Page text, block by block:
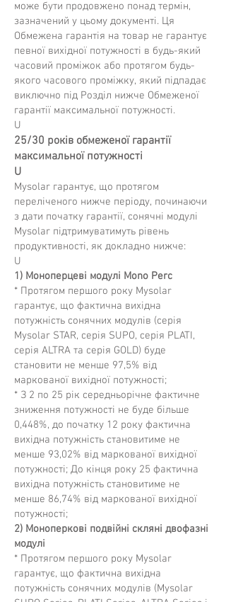
може бути продовжено понад термін,
зазначений у цьому документі. Ця
Обмежена гарантія на товар не гарантує
певної вихідної потужності в будь-який
часовий проміжок або протягом будь-
якого часового проміжку, який підпадає
виключно під Розділ нижче Обмеженої
гарантії максимальної потужності.
U
25/30 років обмеженої гарантії
максимальної потужності
U
Mysolar гарантує, що протягом
переліченого нижче періоду, починаючи
з дати початку гарантії, сонячні модулі
Mysolar підтримуватимуть рівень
продуктивності, як докладно нижче:
U
1) Моноперцеві модулі Mono Perc
* Протягом першого року Mysolar
гарантує, що фактична вихідна
потужність сонячних модулів (серія
Mysolar STAR, серія SUPO, серія PLATI,
серія ALTRA та серія GOLD) буде
становити не менше 97,5% від
маркованої вихідної потужності;
* З 2 по 25 рік середньорічне фактичне
зниження потужності не буде більше
0,448%, до початку 12 року фактична
вихідна потужність становитиме не
менше 93,02% від маркованої вихідної
потужності; До кінця року 25 фактична
вихідна потужність становитиме не
менше 86,74% від маркованої вихідної
потужності;
2) Моноперкові подвійні скляні двофазні
модулі
* Протягом першого року Mysolar
гарантує, що фактична вихідна
потужність сонячних модулів (Mysolar